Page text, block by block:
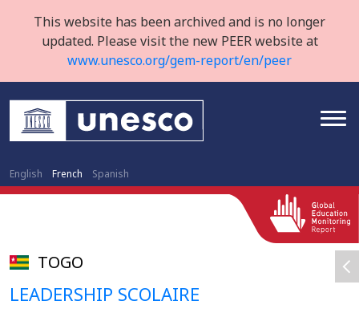
This website has been archived and is no longer
updated. Please visit the new PEER website at
www.unesco.org/gem-report/en/peer
English French Spanish
TOGO
LEADERSHIP SCOLAIRE